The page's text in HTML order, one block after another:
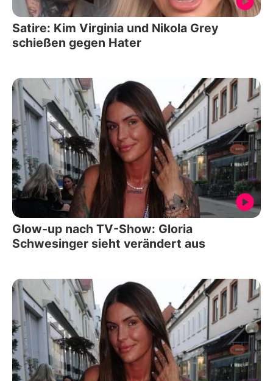
Satire: Kim Virginia und Nikola Grey
schießen gegen Hater
Glow-up nach TV-Show: Gloria
Schwesinger sieht verändert aus